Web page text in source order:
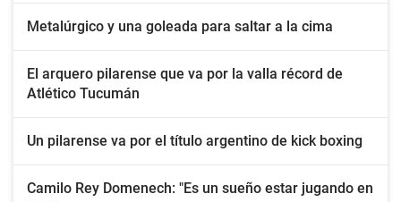
Metalúrgico y una goleada para saltar a la cima
El arquero pilarense que va por la valla récord de
Atlético Tucumán
Un pilarense va por el título argentino de kick boxing
Camilo Rey Domenech: "Es un sueño estar jugando en